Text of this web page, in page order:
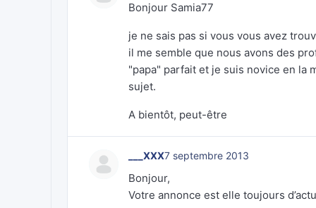
Bonjour Samia77
je ne sais pas si vous vous avez
il me semble que nous avons des
"papa" parfait et je suis novice en la
sujet.
A bientôt, peut-être
___XXX7 septembre 2013
Bonjour,
Votre annonce est elle toujours